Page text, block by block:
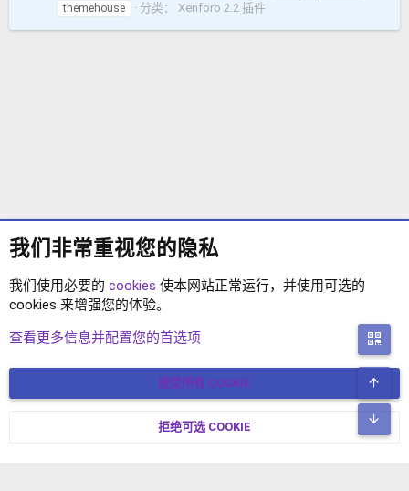
themehouse
分类： Xenforo 2.2 插件
简体中文 联系我们
© COPYRIGHT 2017-2026 XENFORO中文社区 版权所有 冀ICP备
我们非常重视您的隐私
我们使用必要的 cookies 使本网站正常运行，并使用可选的
cookies 来增强您的体验。
查看更多信息并配置您的首选项
接受所有 COOKIE
拒绝可选 COOKIE